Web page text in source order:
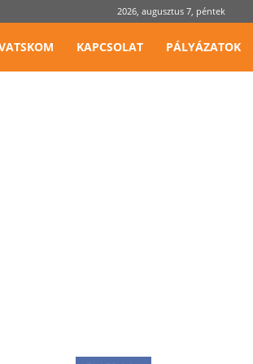
2026, augusztus 7, péntek
KAPCSOLAT PÁLYÁZATOK